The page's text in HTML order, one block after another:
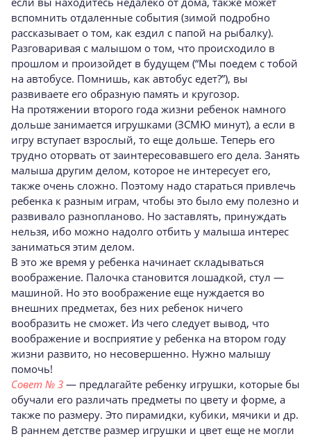
вспомнить отдаленные события (зимой подробно
рассказывает о том, как ездил с папой на рыбалку).
Разговаривая с малышом о том, что происходило в
прошлом и произойдет в будущем (“Мы поедем с тобой
на автобусе. Помнишь, как автобус едет?”), вы
развиваете его образную память и кругозор.
На протяжении второго года жизни ребенок намного
дольше занимается игрушками (ЗСМЮ минут), а если в
игру вступает взрослый, то еще дольше. Теперь его
трудно оторвать от заинтересовавшего его дела. Занять
малыша другим делом, которое не интересует его,
также очень сложно. Поэтому надо стараться привлечь
ребенка к разным играм, чтобы это было ему полезно и
развивало разнопланово. Но заставлять, принуждать
нельзя, ибо можно надолго отбить у малыша интерес
заниматься этим делом.
В это же время у ребенка начинает складываться
воображение. Палочка становится лошадкой, стул —
машиной. Но это воображение еще нуждается во
внешних предметах, без них ребенок ничего
вообразить не сможет. Из чего следует вывод, что
воображение и восприятие у ребенка на втором году
жизни развито, но несовершенно. Нужно малышу
помочь!
Совет № 3 — предлагайте ребенку игрушки, которые бы
обучали его различать предметы по цвету и форме, а
также по размеру. Это пирамидки, кубики, мячики и др.
В раннем детстве размер игрушки и цвет еще не могли